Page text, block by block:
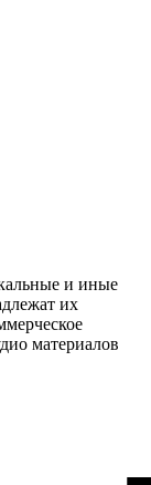
и иные
их
материалов